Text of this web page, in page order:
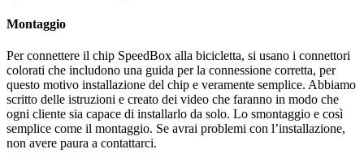
Montaggio
Per connettere il chip SpeedBox alla bicicletta, si usano i connettori
colorati che includono una guida per la connessione corretta, per
questo motivo installazione del chip e veramente semplice. Abbiamo
scritto delle istruzioni e creato dei video che faranno in modo che
ogni cliente sia capace di installarlo da solo. Lo smontaggio e così
semplice come il montaggio. Se avrai problemi con l’installazione,
non avere paura a contattarci.